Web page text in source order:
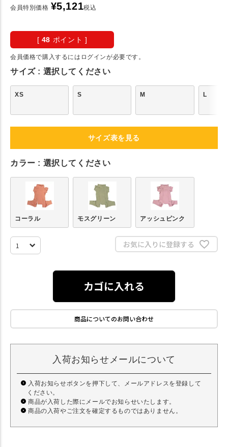
会員特別価格 ¥5,121税込
[ 48 ポイント ]
会員価格で購入するにはログインが必要です。
サイズ 選択してください
XS S M L
サイズ表を見る
カラー 選択してください
コーラル モスグリーン アッシュピンク
お気に入りに登録する
カゴに入れる
商品についてのお問い合わせ
入荷お知らせメールについて
入荷お知らせボタンを押下して、メールアドレスを登録して
ください。
商品が入荷した際にメールでお知らせいたします。
商品の入荷やご注文を確定するものではありません。